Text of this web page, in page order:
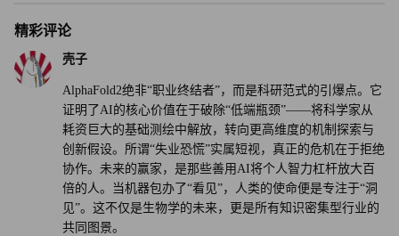
发的速度产生实质性影响。”
他继续说道：“好消息是，这带来了机遇，因为我们可以将
人力投入到一些瓶颈问题上，可望提高科研效率。这样做将
带来裨益，但我并不指望它能够在一朝一夕之间实现。”
新的合作者
ChatGPT的发布使人们对生成式人工智能模型及其改变我们
精彩评论
壳子
AlphaFold2绝非“职业终结者”，而是科研范式的引爆点。它
证明了AI的核心价值在于破除“低端瓶颈”——将科学家从
耗资巨大的基础测绘中解放，转向更高维度的机制探索与
创新假设。所谓“失业恐慌”实属短视，真正的危机在于拒绝
协作。未来的赢家，是那些善用AI将个人智力杠杆放大百
倍的人。当机器包办了“看见”，人类的使命便是专注于“洞
见”。这不仅是生物学的未来，更是所有知识密集型行业的
共同图景。